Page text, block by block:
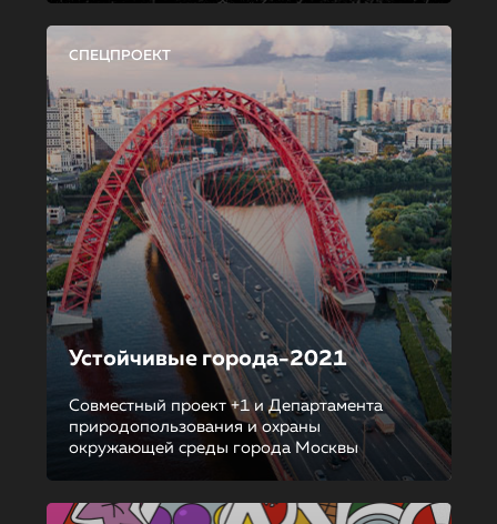
СПЕЦПРОЕКТ
Устойчивые города-2021
Совместный проект +1 и Департамента
природопользования и охраны
окружающей среды города Москвы